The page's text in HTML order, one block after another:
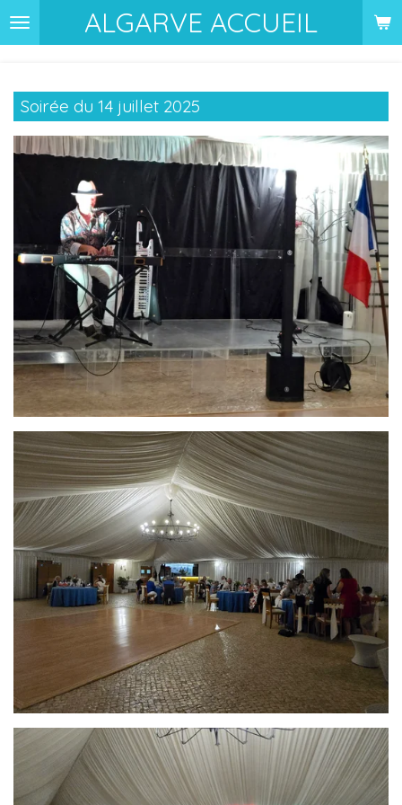
Passer
au
principal
ALGARVE ACCUEIL
Soirée du 14 juillet 2025